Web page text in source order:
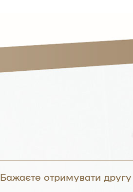
Бажаєте отримувати